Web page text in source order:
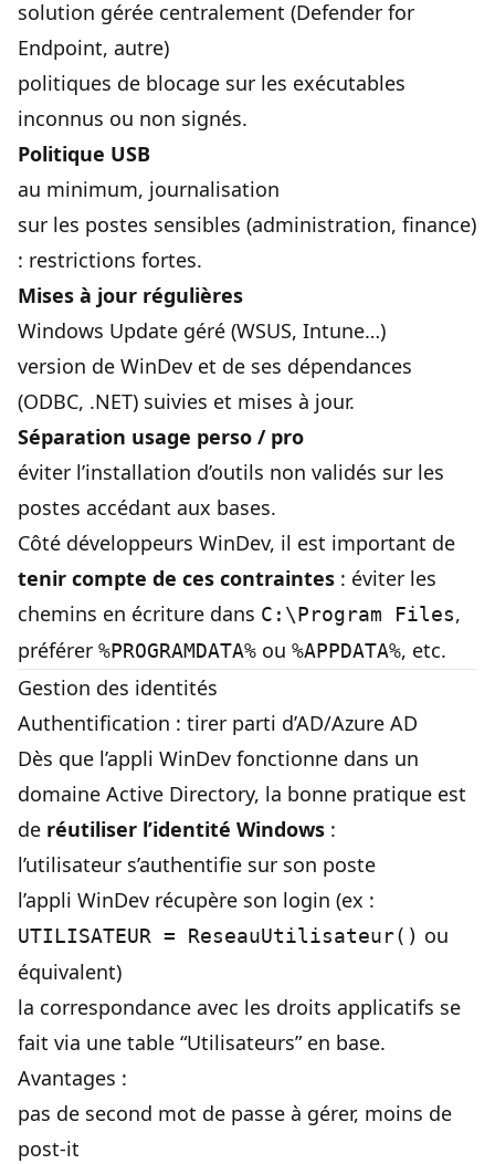
solution gérée centralement (Defender for
Endpoint, autre)
politiques de blocage sur les exécutables
inconnus ou non signés.
Politique USB
au minimum, journalisation
sur les postes sensibles (administration, finance)
: restrictions fortes.
Mises à jour régulières
Windows Update géré (WSUS, Intune…)
version de WinDev et de ses dépendances
(ODBC, .NET) suivies et mises à jour.
Séparation usage perso / pro
éviter l’installation d’outils non validés sur les
postes accédant aux bases.
Côté développeurs WinDev, il est important de
tenir compte de ces contraintes : éviter les
chemins en écriture dans C:\Program Files,
préférer %PROGRAMDATA% ou %APPDATA%, etc.
Gestion des identités
Authentification : tirer parti d’AD/Azure AD
Dès que l’appli WinDev fonctionne dans un
domaine Active Directory, la bonne pratique est
de réutiliser l’identité Windows :
l’utilisateur s’authentifie sur son poste
l’appli WinDev récupère son login (ex :
UTILISATEUR = ReseauUtilisateur() ou
équivalent)
la correspondance avec les droits applicatifs se
fait via une table “Utilisateurs” en base.
Avantages :
pas de second mot de passe à gérer, moins de
post-it